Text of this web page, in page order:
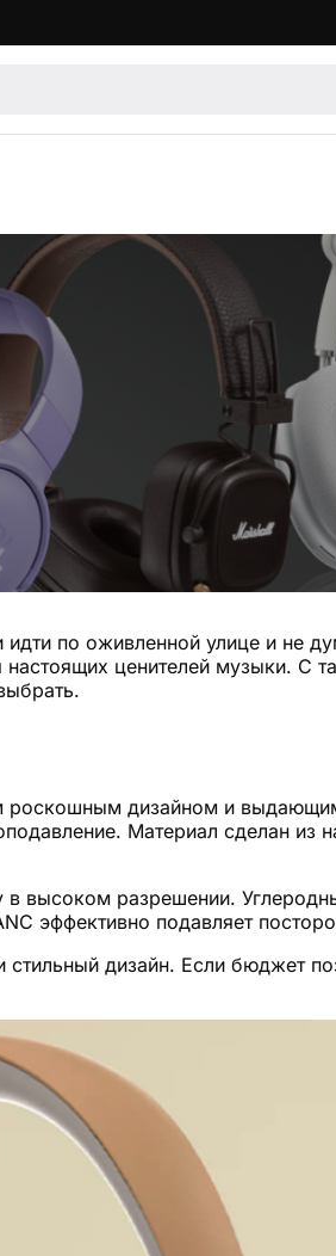
по оживленной улице и не
ценителей музыки. С
дизайном и
Материал сделан из
высоком разрешении.
эффективно подавляет
дизайн. Если бюджет